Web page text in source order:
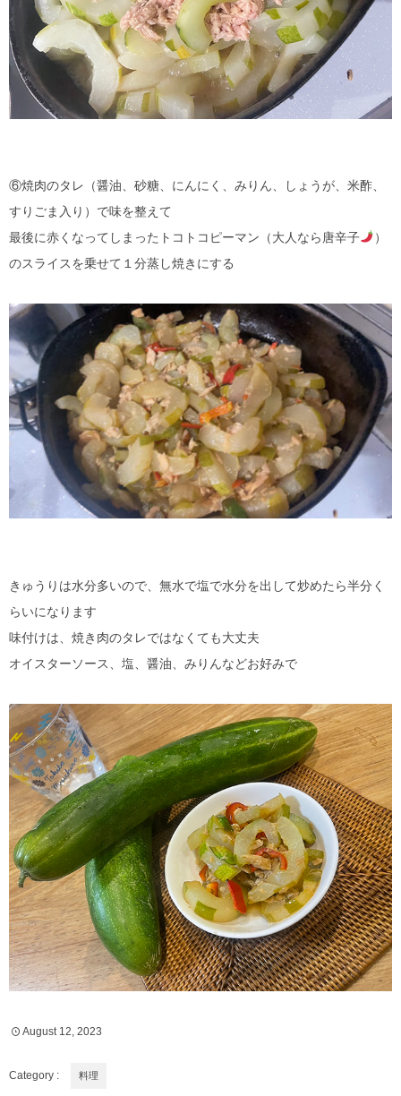
⑥焼肉のタレ（醤油、砂糖、にんにく、みりん、しょうが、米酢、
すりごま入り）で味を整えて
最後に赤くなってしまったトコトコピーマン（大人なら唐辛子
）
のスライスを乗せて１分蒸し焼きにする
きゅうりは水分多いので、無水で塩で水分を出して炒めたら半分く
らいになります
味付けは、焼き肉のタレではなくても大丈夫
オイスターソース、塩、醤油、みりんなどお好みで
August 12 ,2023
Category : 料理